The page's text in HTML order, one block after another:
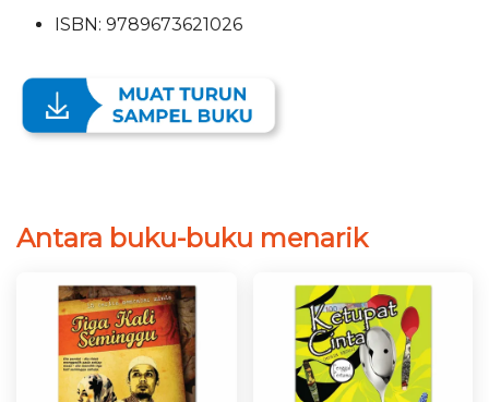
ISBN: 9789673621026
Antara buku-buku menarik